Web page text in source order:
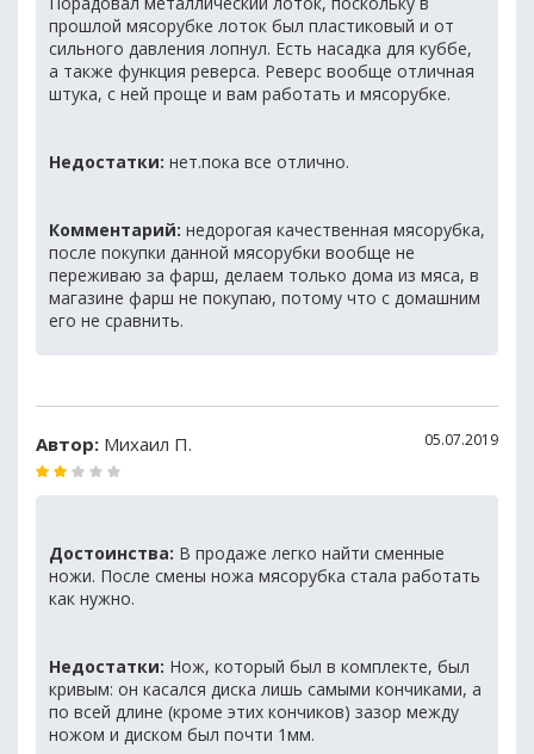
прошлой мясорубке лоток был пластиковый и от
сильного давления лопнул. Есть насадка для куббе,
а также функция реверса. Реверс вообще отличная
штука, с ней проще и вам работать и мясорубке.
Недостатки: нет.пока все отлично.
Комментарий: недорогая качественная мясорубка,
после покупки данной мясорубки вообще не
переживаю за фарш, делаем только дома из мяса, в
магазине фарш не покупаю, потому что с домашним
его не сравнить.
Автор: Михаил П. 05.07.2019
Достоинства: В продаже легко найти сменные
ножи. После смены ножа мясорубка стала работать
как нужно.
Недостатки: Нож, который был в комплекте, был
кривым: он касался диска лишь самыми кончиками, а
по всей длине (кроме этих кончиков) зазор между
ножом и диском был почти 1мм.